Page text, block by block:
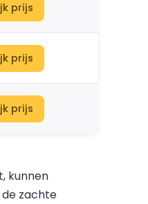
prijs
prijs
prijs
kunnen
zachte